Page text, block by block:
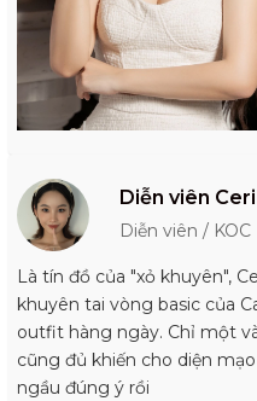
Diễn viên
Diễn viên / KOC
Là tín đồ của "xỏ khuyên",
khuyên tai vòng basic của
outfit hàng ngày. Chỉ một
cũng đủ khiến cho diện
ngầu đúng ý rồi